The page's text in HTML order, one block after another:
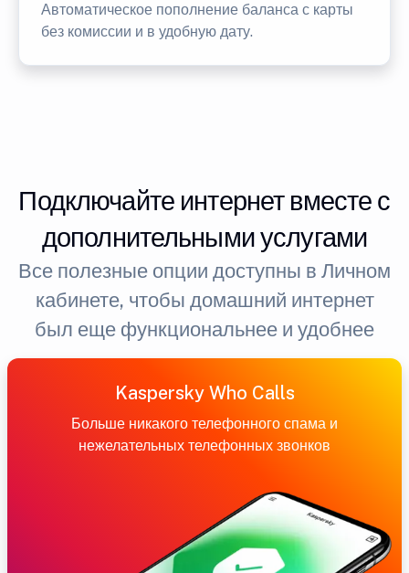
Автоматическое пополнение баланса с карты
без комиссии и в удобную дату.
Подключайте интернет вместе с
дополнительными услугами
Все полезные опции доступны в Личном
кабинете, чтобы домашний интернет
был еще функциональнее и удобнее
Kaspersky Who Calls
Больше никакого телефонного спама и
нежелательных телефонных звонков